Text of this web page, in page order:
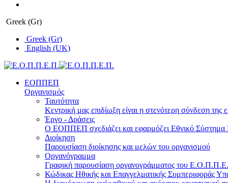
Greek (Gr)
Greek (Gr)
English (UK)
ΕΟΠΠΕΠ
Οργανισμός
Ταυτότητα
Κεντρική μας επιδίωξη είναι η στενότερη σύνδεση της
Έργο - Δράσεις
Ο ΕΟΠΠΕΠ σχεδιάζει και εφαρμόζει Eθνικό Σύστημα
Διοίκηση
Παρουσίαση διοίκησης και μελών του οργανισμού
Οργανόγραμμα
Γραφική παρουσίαση οργανογράμματος του
Κώδικας Ηθικής και Επαγγελματικής Συμπεριφοράς